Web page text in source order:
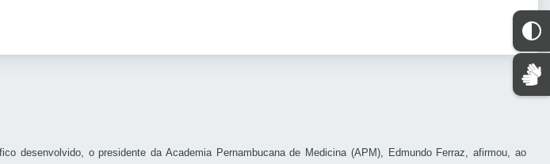
desenvolvido, o presidente da Academia Pernambucana de Medicina (APM), Edmundo Ferraz, afirmou, ao